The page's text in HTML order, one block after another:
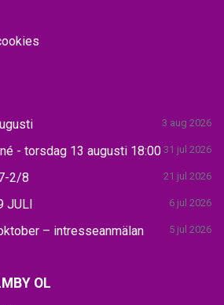
3 aug 2026
- torsdag 13 augusti 18:00 31 jul 2026
2/8 21 jul 2026
JULI 6 jul 2026
– intresseanmälan 5 jul 2026
OL